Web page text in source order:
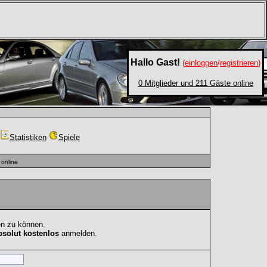
Hallo Gast! (einloggen/registrieren)
0 Mitglieder und 211 Gäste online
Statistiken Spiele
zu können.
kostenlos anmelden.